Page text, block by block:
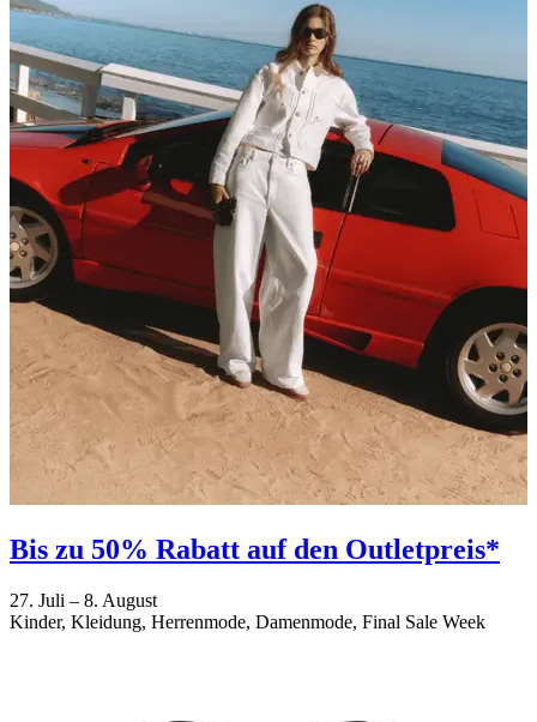
Bis zu 50% Rabatt auf den Outletpreis*
27. Juli – 8. August
Kinder, Kleidung, Herrenmode, Damenmode, Final Sale Week